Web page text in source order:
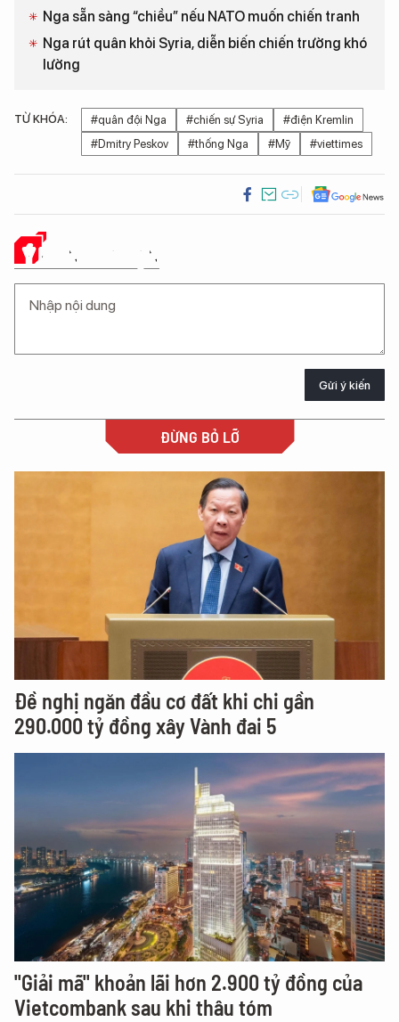
Nga sẵn sàng “chiều” nếu NATO muốn chiến tranh
Nga rút quân khỏi Syria, diễn biến chiến trường khó
lường
TỪ KHÓA: #quân đội Nga #chiến sự Syria
#điện Kremlin
#Dmitry Peskov
#thống Nga #Mỹ #viettimes
Ý KIẾN CỦA BẠN
Gửi ý kiến
ĐỪNG BỎ LỠ
Đề nghị ngăn đầu cơ đất khi chi gần
290.000 tỷ đồng xây Vành đai 5
"Giải mã" khoản lãi hơn 2.900 tỷ đồng của
Vietcombank sau khi thâu tóm